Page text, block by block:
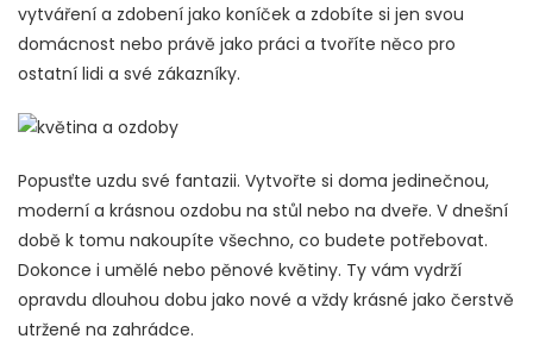
vytváření a zdobení jako koníček a zdobíte si jen svou
domácnost nebo právě jako práci a tvoříte něco pro
ostatní lidi a své zákazníky.
Popusťte uzdu své fantazii. Vytvořte si doma jedinečnou,
moderní a krásnou ozdobu na stůl nebo na dveře. V dnešní
době k tomu nakoupíte všechno, co budete potřebovat.
Dokonce i umělé nebo pěnové květiny. Ty vám vydrží
opravdu dlouhou dobu jako nové a vždy krásné jako čerstvě
utržené na zahrádce.